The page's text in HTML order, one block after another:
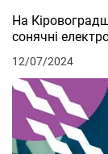
На
сонячні
12/07/2024